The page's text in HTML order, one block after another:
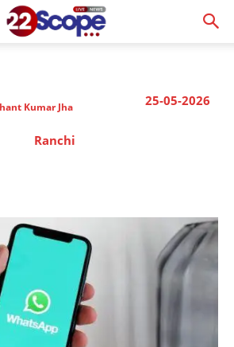
25-05-2026
Kumar Jha
Ranchi